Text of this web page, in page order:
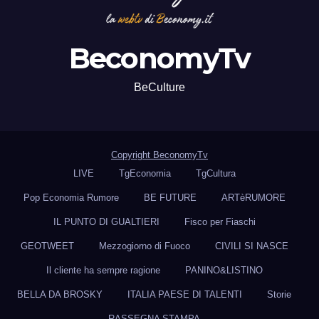
BeconomyTv
BeCulture
Copyright BeconomyTv
LIVE
TgEconomia TgCultura
Pop Economia Rumore BE FUTURE ARTèRUMORE
IL PUNTO DI GUALTIERI Fisco per Fiaschi
GEOTWEET Mezzogiorno di Fuoco CIVILI SI NASCE
Il cliente ha sempre ragione PANINO&LISTINO
BELLA DA BROSKY ITALIA PAESE DI TALENTI Storie